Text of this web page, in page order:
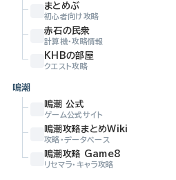
まとめぶ
初心者向け攻略
赤石の民衆
計算機・攻略情報
KHBの部屋
クエスト攻略
鳴潮
鳴潮 公式
ゲーム公式サイト
鳴潮攻略まとめWiki
攻略・データベース
鳴潮攻略 Game8
リセマラ・キャラ攻略